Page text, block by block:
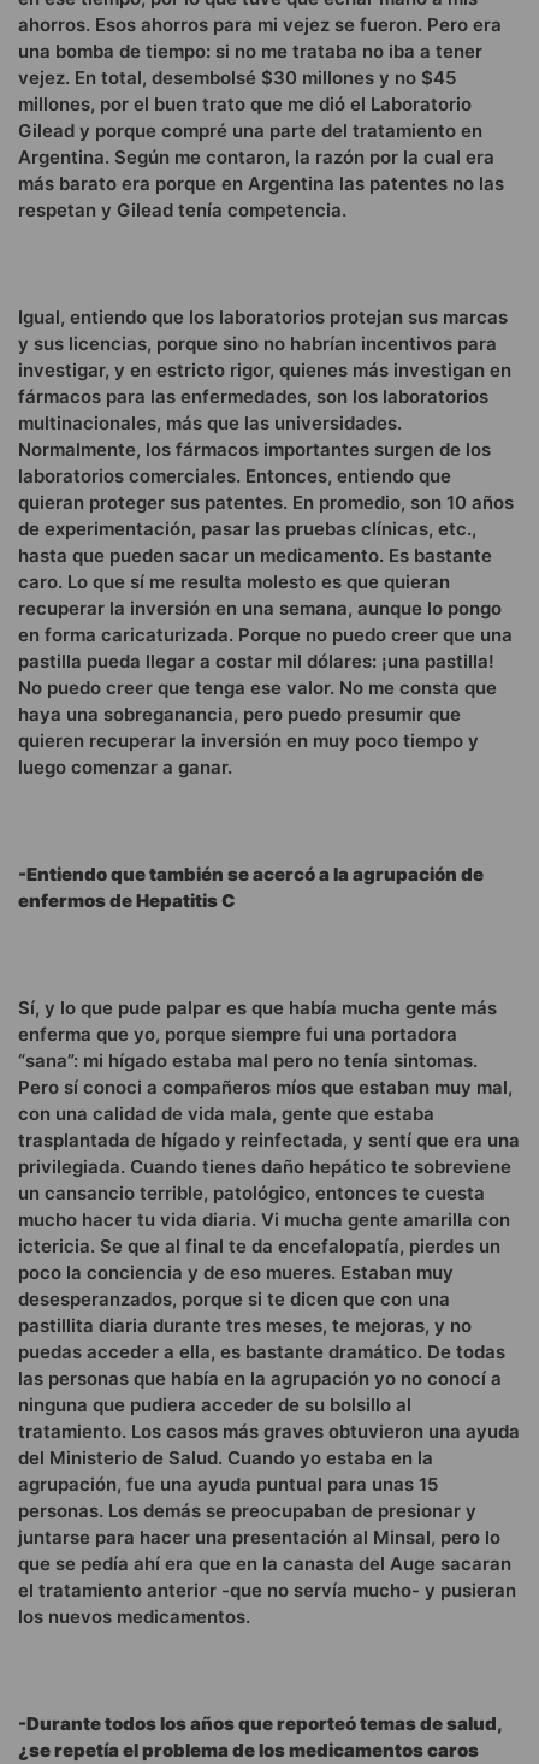
ahorros. Esos ahorros para mi vejez se fueron. Pero era
una bomba de tiempo: si no me trataba no iba a tener
vejez. En total, desembolsé $30 millones y no $45
millones, por el buen trato que me dió el Laboratorio
Gilead y porque compré una parte del tratamiento en
Argentina. Según me contaron, la razón por la cual era
más barato era porque en Argentina las patentes no las
respetan y Gilead tenía competencia.
Igual, entiendo que los laboratorios protejan sus marcas
y sus licencias, porque sino no habrían incentivos para
investigar, y en estricto rigor, quienes más investigan en
fármacos para las enfermedades, son los laboratorios
multinacionales, más que las universidades.
Normalmente, los fármacos importantes surgen de los
laboratorios comerciales. Entonces, entiendo que
quieran proteger sus patentes. En promedio, son 10 años
de experimentación, pasar las pruebas clínicas, etc.,
hasta que pueden sacar un medicamento. Es bastante
caro. Lo que sí me resulta molesto es que quieran
recuperar la inversión en una semana, aunque lo pongo
en forma caricaturizada. Porque no puedo creer que una
pastilla pueda llegar a costar mil dólares: ¡una pastilla!
No puedo creer que tenga ese valor. No me consta que
haya una sobreganancia, pero puedo presumir que
quieren recuperar la inversión en muy poco tiempo y
luego comenzar a ganar.
-Entiendo que también se acercó a la agrupación de
enfermos de Hepatitis C
Sí, y lo que pude palpar es que había mucha gente más
enferma que yo, porque siempre fui una portadora
“sana”: mi hígado estaba mal pero no tenía sintomas.
Pero sí conoci a compañeros míos que estaban muy mal,
con una calidad de vida mala, gente que estaba
trasplantada de hígado y reinfectada, y sentí que era una
privilegiada. Cuando tienes daño hepático te sobreviene
un cansancio terrible, patológico, entonces te cuesta
mucho hacer tu vida diaria. Vi mucha gente amarilla con
ictericia. Se que al final te da encefalopatía, pierdes un
poco la conciencia y de eso mueres. Estaban muy
desesperanzados, porque si te dicen que con una
pastillita diaria durante tres meses, te mejoras, y no
puedas acceder a ella, es bastante dramático. De todas
las personas que había en la agrupación yo no conocí a
ninguna que pudiera acceder de su bolsillo al
tratamiento. Los casos más graves obtuvieron una ayuda
del Ministerio de Salud. Cuando yo estaba en la
agrupación, fue una ayuda puntual para unas 15
personas. Los demás se preocupaban de presionar y
juntarse para hacer una presentación al Minsal, pero lo
que se pedía ahí era que en la canasta del Auge sacaran
el tratamiento anterior -que no servía mucho- y pusieran
los nuevos medicamentos.
-Durante todos los años que reporteó temas de salud,
¿se repetía el problema de los medicamentos caros